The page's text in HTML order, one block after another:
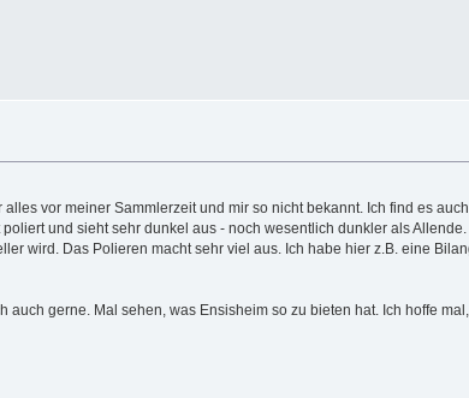
vor meiner Sammlerzeit und mir so nicht bekannt. Ich find es
und sieht sehr dunkel aus - noch wesentlich dunkler als
wird. Das Polieren macht sehr viel aus. Ich habe hier z.B. eine
gerne. Mal sehen, was Ensisheim so zu bieten hat. Ich hoffe